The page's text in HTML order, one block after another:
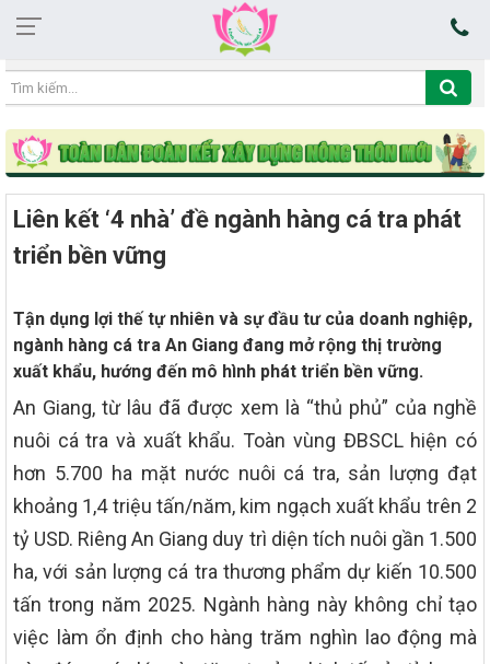
17:47:17 06/08/2026
Liên kết ‘4 nhà’ đề ngành hàng cá tra phát
triển bền vững
Tận dụng lợi thế tự nhiên và sự đầu tư của doanh nghiệp,
ngành hàng cá tra An Giang đang mở rộng thị trường
xuất khẩu, hướng đến mô hình phát triển bền vững.
An Giang, từ lâu đã được xem là “thủ phủ” của nghề
nuôi cá tra và xuất khẩu. Toàn vùng ĐBSCL hiện có
hơn 5.700 ha mặt nước nuôi cá tra, sản lượng đạt
khoảng 1,4 triệu tấn/năm, kim ngạch xuất khẩu trên 2
tỷ USD. Riêng An Giang duy trì diện tích nuôi gần 1.500
ha, với sản lượng cá tra thương phẩm dự kiến 10.500
tấn trong năm 2025. Ngành hàng này không chỉ tạo
việc làm ổn định cho hàng trăm nghìn lao động mà